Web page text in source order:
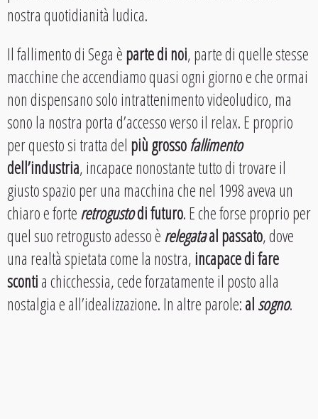
nostra quotidianità ludica.
Il fallimento di Sega èparte di noi, parte di quelle stesse
macchine che accendiamo quasi ogni giorno e che ormai
non dispensano solo intrattenimento videoludico, ma
sono la nostra porta d’accesso verso il relax. E proprio
per questo si tratta del più grossofallimento
dell’industria, incapace nonostante tutto di trovare il
giusto spazio per una macchina che nel 1998 aveva un
chiaro e forteretrogustodi futuro. E che forse proprio per
quel suo retrogusto adesso èrelegataal passato, dove
una realtà spietata come la nostra,incapace di fare
scontia chicchessia, cede forzatamente il posto alla
nostalgia e all’idealizzazione. In altre parole:alsogno.